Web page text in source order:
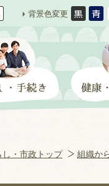
背景色変更
し・市政トップ 組織か